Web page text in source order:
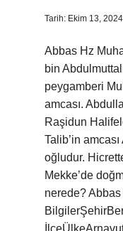
Tarih: Ekim 13, 2024
Abbas Hz
bin
peygamberi
amcası.
Raşidun
Talib’in
oğludur.
Mekke’de
nerede?